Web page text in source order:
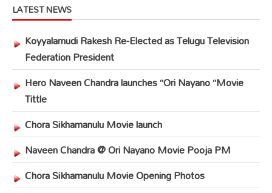
LATEST NEWS
Koyyalamudi Rakesh Re-Elected as Telugu Television
Federation President
Hero Naveen Chandra launches “Ori Nayano “Movie
Tittle
Chora Sikhamanulu Movie launch
Naveen Chandra @ Ori Nayano Movie Pooja PM
Chora Sikhamanulu Movie Opening Photos